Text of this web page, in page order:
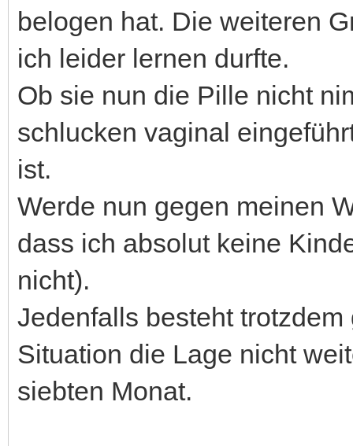
belogen hat. Die weiteren
ich leider lernen durfte.
Ob sie nun die Pille nicht
schlucken vaginal
ist.
Werde nun gegen meinen
dass ich absolut keine
nicht).
Jedenfalls besteht
Situation die Lage nicht
siebten Monat.